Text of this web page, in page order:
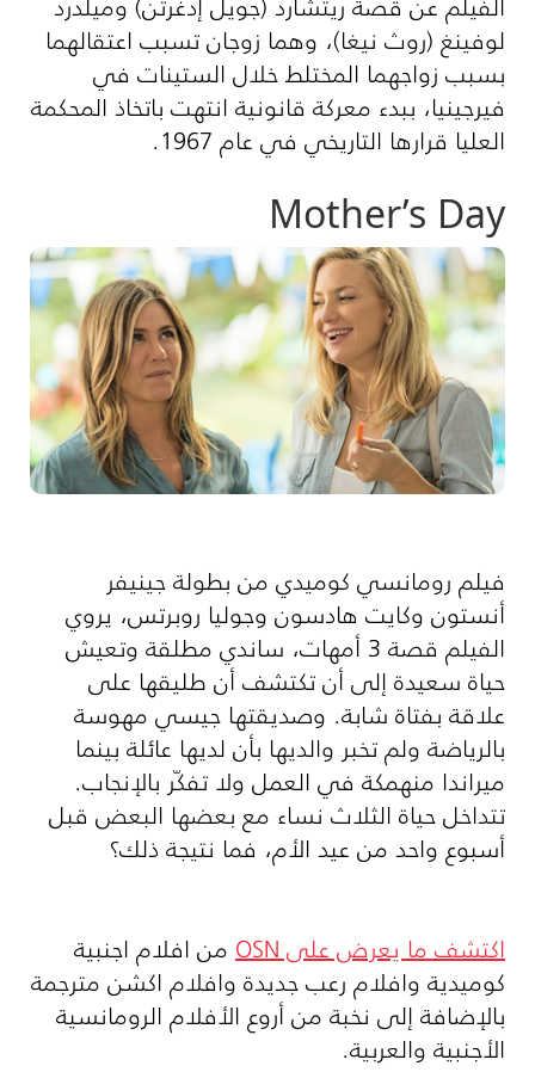
لوفينغ (روث نيغا)، وهما زوجان تسبب اعتقالهما
بسبب زواجهما المختلط خلال الستينات في
فيرجينيا، ببدء معركة قانونية انتهت باتخاذ المحكمة
العليا قرارها التاريخي في عام 1967.
Mother’s Day
فيلم رومانسي كوميدي من بطولة جينيفر
أنستون وكايت هادسون وجوليا روبرتس، يروي
الفيلم قصة 3 أمهات، ساندي مطلقة وتعيش
حياة سعيدة إلى أن تكتشف أن طليقها على
علاقة بفتاة شابة. وصديقتها جيسي مهوسة
بالرياضة ولم تخبر والديها بأن لديها عائلة بينما
ميراندا منهمكة في العمل ولا تفكّر بالإنجاب.
تتداخل حياة الثلاث نساء مع بعضها البعض قبل
أسبوع واحد من عيد الأم، فما نتيجة ذلك؟
اكتشف ما يعرض على OSN من افلام اجنبية
كوميدية وافلام رعب جديدة وافلام اكشن مترجمة
بالإضافة إلى نخبة من أروع الأفلام الرومانسية
الأجنبية والعربية.